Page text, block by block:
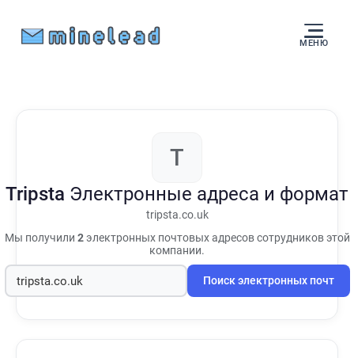
МЕНЮ
T
Tripsta Электронные адреса и формат
tripsta.co.uk
Мы получили 2электронных почтовых адресов сотрудников этой
компании.
Поиск электронных почт